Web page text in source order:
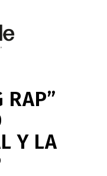
RAP”
Y LA